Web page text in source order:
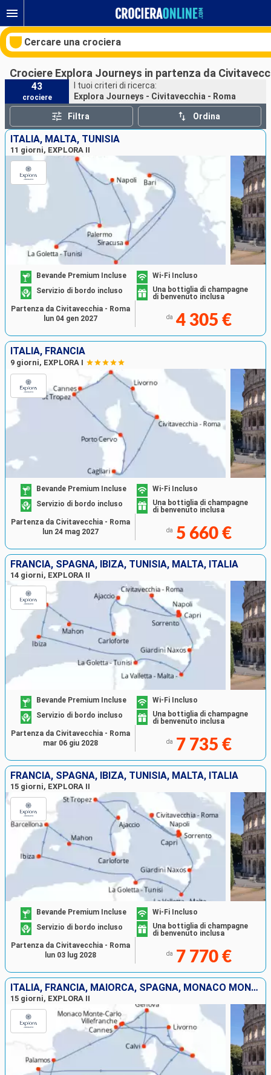
Cercare una crociera
Le nostre destinazioni
Mesi di partenza
Porti Compagnie
Ricerca
Crociere Explora Journeys in partenza da
43
crociere
I tuoi criteri di ricerca:
Explora Journeys - Civitavecchia - Roma
Filtra Ordina
ITALIA, MALTA, TUNISIA
11 giorni, EXPLORA II
Bevande Premium Incluse
Wi-Fi Incluso
Servizio di bordo incluso
Una bottiglia di champagne
di benvenuto inclusa
da 4 305 €
Partenza da Civitavecchia - Roma
lun 04 gen 2027
ITALIA, FRANCIA
9 giorni, EXPLORA I
Bevande Premium Incluse
Wi-Fi Incluso
Servizio di bordo incluso
Una bottiglia di champagne
di benvenuto inclusa
da 5 660 €
Partenza da Civitavecchia - Roma
lun 24 mag 2027
FRANCIA, SPAGNA, IBIZA, TUNISIA, MALTA, ITALIA
14 giorni, EXPLORA II
Bevande Premium Incluse
Wi-Fi Incluso
Servizio di bordo incluso
Una bottiglia di champagne
di benvenuto inclusa
da 7 735 €
Partenza da Civitavecchia - Roma
mar 06 giu 2028
FRANCIA, SPAGNA, IBIZA, TUNISIA, MALTA, ITALIA
15 giorni, EXPLORA II
Bevande Premium Incluse
Wi-Fi Incluso
Servizio di bordo incluso
Una bottiglia di champagne
di benvenuto inclusa
da 7 770 €
Partenza da Civitavecchia - Roma
lun 03 lug 2028
ITALIA, FRANCIA, MAIORCA, SPAGNA, MONACO MONTE CARLO
15 giorni, EXPLORA II